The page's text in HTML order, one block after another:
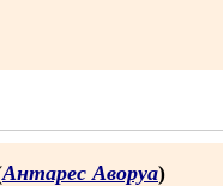
Антарес Аворуа)